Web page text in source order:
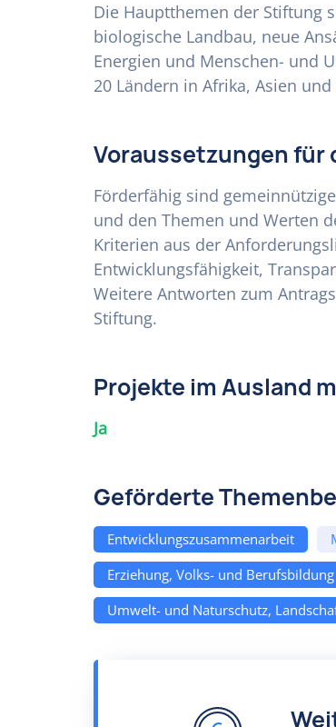
Die Hauptthemen der Stiftung
biologische Landbau, neue
Energien und Menschen- und
20 Ländern in Afrika, Asien
Voraussetzungen für
Förderfähig sind
und den Themen und Werten
Kriterien aus der
Entwicklungsfähigkeit,
Weitere Antworten zum
Stiftung.
Projekte im Ausland
Ja
Geförderte
Entwicklungszusammenarbeit
Erziehung, Volks- und Berufsbildung
Umwelt- und Naturschutz,